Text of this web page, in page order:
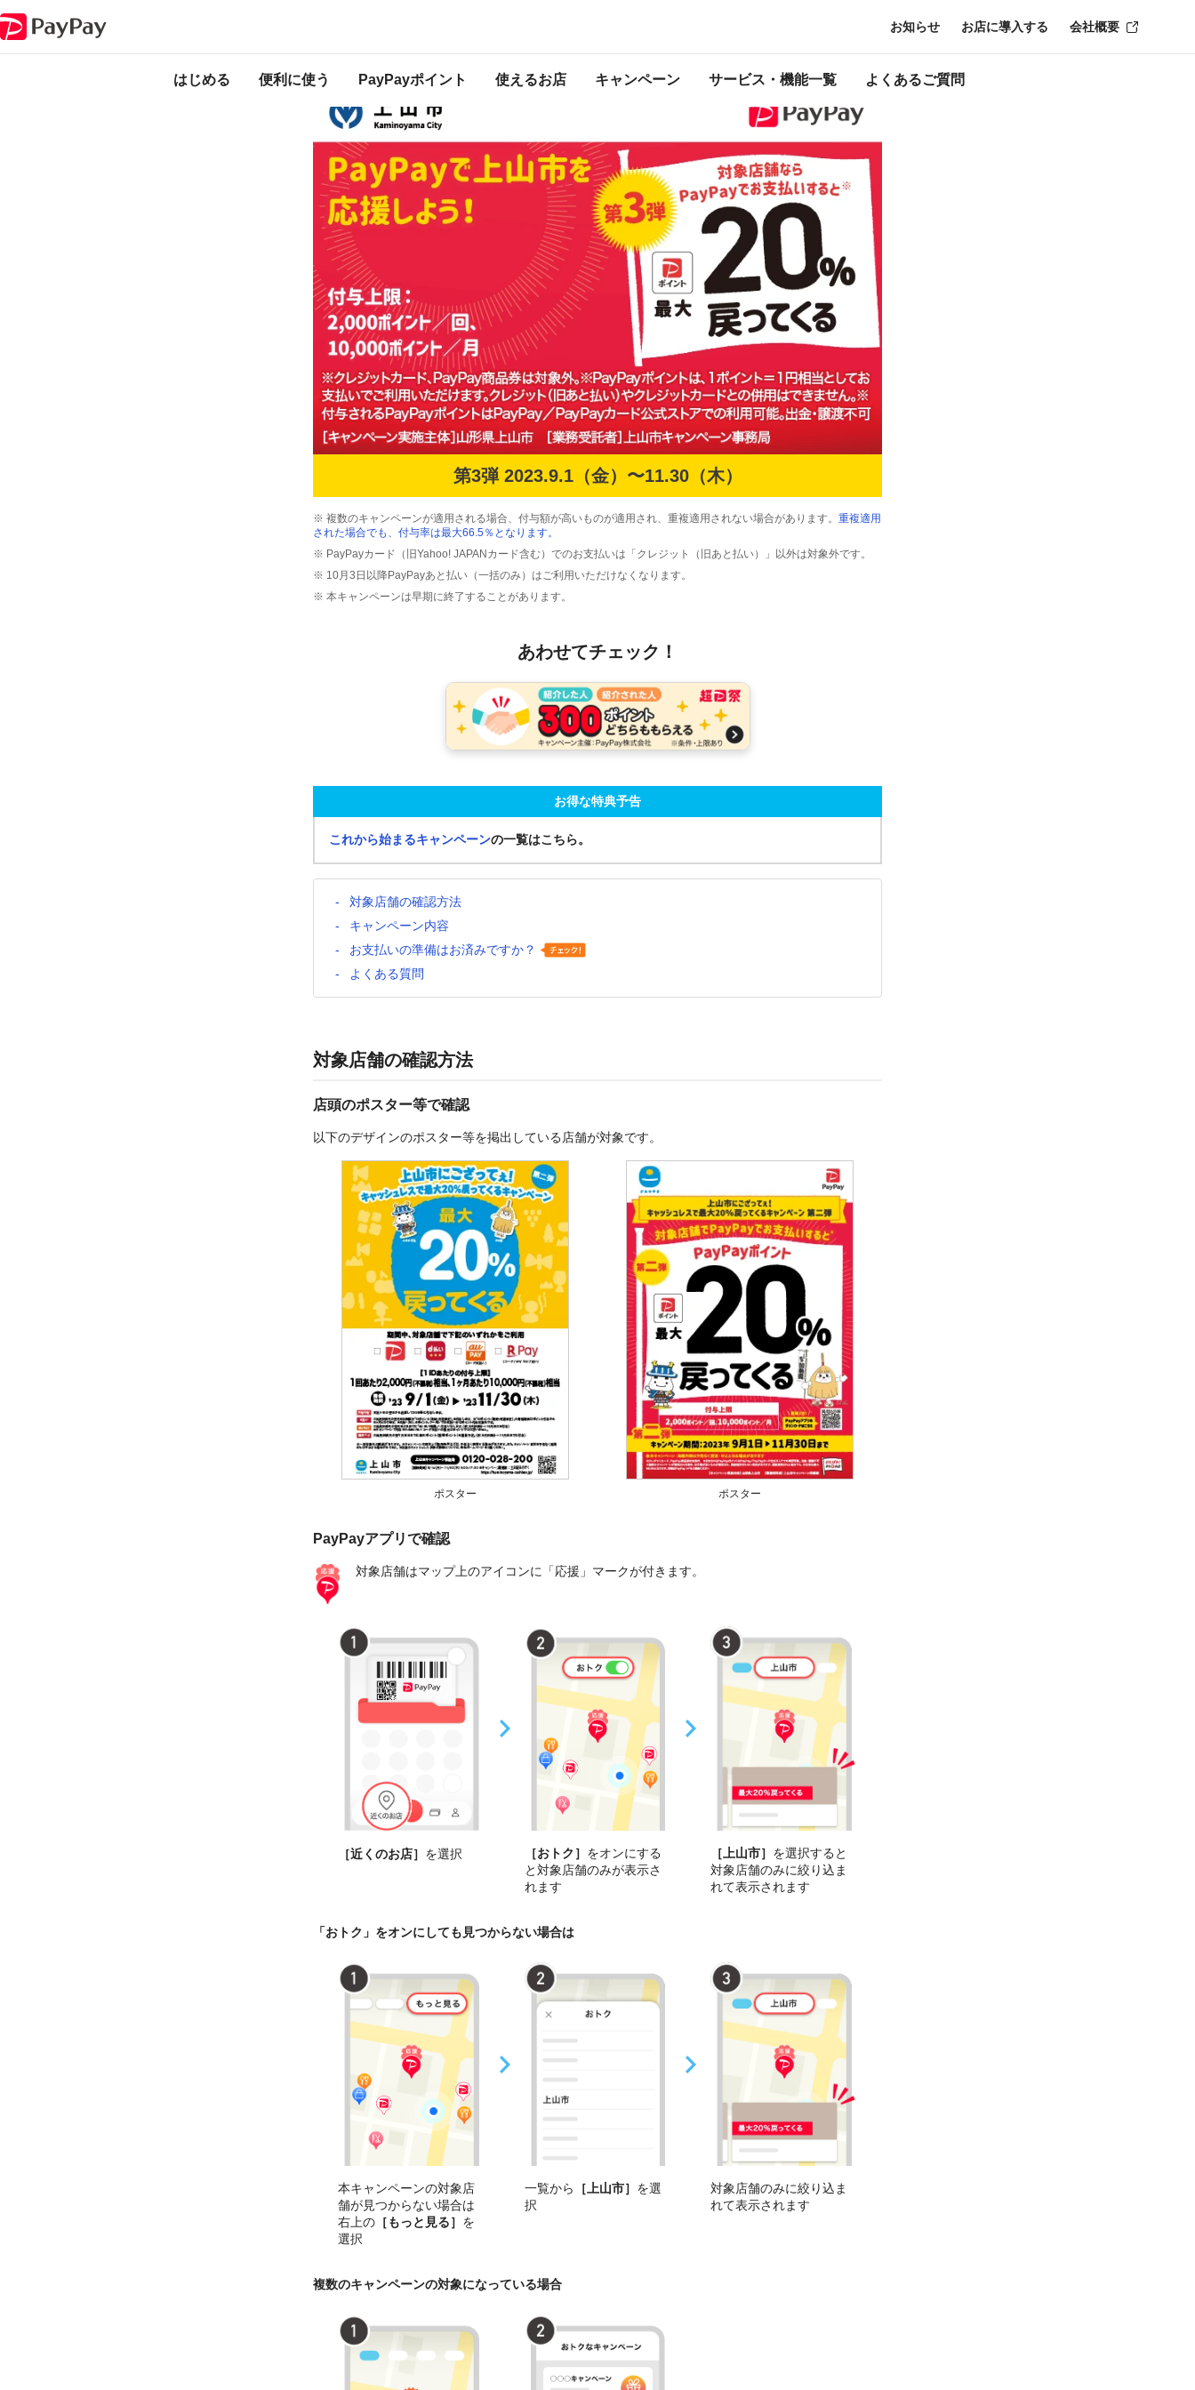
はじめる 便利に使う PayPayポイント 使えるお店 キャンペーン サービス・機能一覧 よくあるご質問
お知らせ お店に導入する 会社概要
のになります。開催中のキャンペーン一覧はこちら
第3弾 2023.9.1（金）〜11.30（木）
※ 複数のキャンペーンが適用される場合、付与額が高いものが適用され、重複適用されない場合があります。 重複適用
された場合でも、付与率は最大66.5％となります。
※ PayPayカード（旧Yahoo! JAPANカード含む）でのお支払いは「クレジット（旧あと払い）」以外は対象外です。
※ 10月3日以降PayPayあと払い（一括のみ）はご利用いただけなくなります。
※ 本キャンペーンは早期に終了することがあります。
あわせてチェック！
お得な特典予告
これから始まるキャンペーンの一覧はこちら。
対象店舗の確認方法
キャンペーン内容
お支払いの準備はお済みですか？
よくある質問
対象店舗の確認方法
店頭のポスター等で確認
以下のデザインのポスター等を掲出している店舗が対象です。
ポスター ポスター
PayPayアプリで確認
対象店舗はマップ上のアイコンに「応援」マークが付きます。
［近くのお店］ を選択 ［おトク］ をオンにする
と対象店舗のみが表示さ
れます
［上山市］ を選択すると
対象店舗のみに絞り込ま
れて表示されます
「おトク」をオンにしても見つからない場合は
本キャンペーンの対象店
舗が見つからない場合は
右上の ［もっと見る］ を
選択
一覧から ［上山市］ を選
択
対象店舗のみに絞り込ま
れて表示されます
複数のキャンペーンの対象になっている場合